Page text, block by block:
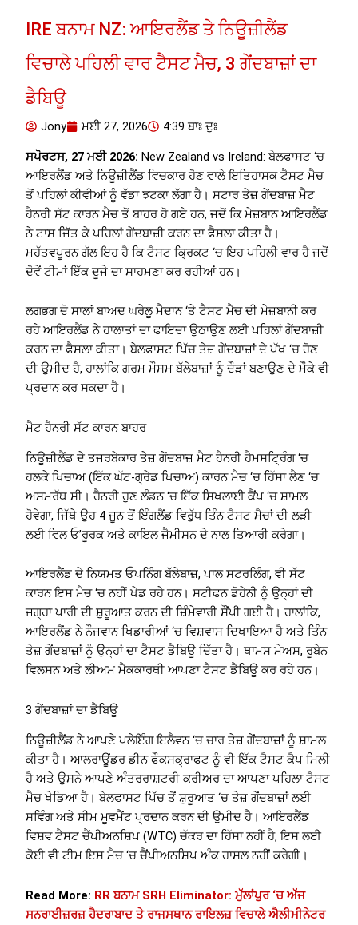
IRE ਬਨਾਮ NZ: ਆਇਰਲੈਂਡ ਤੇ ਨਿਊਜ਼ੀਲੈਂਡ
ਵਿਚਾਲੇ ਪਹਿਲੀ ਵਾਰ ਟੈਸਟ ਮੈਚ, 3 ਗੇਂਦਬਾਜ਼ਾਂ ਦਾ
ਡੈਬਿਊ
Jony ਮਈ 27, 2026 4:39 ਬਾਃ ਦੁਃ
ਸਪੋਰਟਸ, 27 ਮਈ 2026: New Zealand vs Ireland: ਬੇਲਫਾਸਟ ‘ਚ
ਆਇਰਲੈਂਡ ਅਤੇ ਨਿਊਜ਼ੀਲੈਂਡ ਵਿਚਕਾਰ ਹੋਣ ਵਾਲੇ ਇਤਿਹਾਸਕ ਟੈਸਟ ਮੈਚ
ਤੋਂ ਪਹਿਲਾਂ ਕੀਵੀਆਂ ਨੂੰ ਵੱਡਾ ਝਟਕਾ ਲੱਗਾ ਹੈ। ਸਟਾਰ ਤੇਜ਼ ਗੇਂਦਬਾਜ਼ ਮੈਟ
ਹੈਨਰੀ ਸੱਟ ਕਾਰਨ ਮੈਚ ਤੋਂ ਬਾਹਰ ਹੋ ਗਏ ਹਨ, ਜਦੋਂ ਕਿ ਮੇਜ਼ਬਾਨ ਆਇਰਲੈਂਡ
ਨੇ ਟਾਸ ਜਿੱਤ ਕੇ ਪਹਿਲਾਂ ਗੇਂਦਬਾਜ਼ੀ ਕਰਨ ਦਾ ਫੈਸਲਾ ਕੀਤਾ ਹੈ।
ਮਹੱਤਵਪੂਰਨ ਗੱਲ ਇਹ ਹੈ ਕਿ ਟੈਸਟ ਕ੍ਰਿਕਟ ‘ਚ ਇਹ ਪਹਿਲੀ ਵਾਰ ਹੈ ਜਦੋਂ
ਦੋਵੇਂ ਟੀਮਾਂ ਇੱਕ ਦੂਜੇ ਦਾ ਸਾਹਮਣਾ ਕਰ ਰਹੀਆਂ ਹਨ।
ਲਗਭਗ ਦੋ ਸਾਲਾਂ ਬਾਅਦ ਘਰੇਲੂ ਮੈਦਾਨ ‘ਤੇ ਟੈਸਟ ਮੈਚ ਦੀ ਮੇਜ਼ਬਾਨੀ ਕਰ
ਰਹੇ ਆਇਰਲੈਂਡ ਨੇ ਹਾਲਾਤਾਂ ਦਾ ਫਾਇਦਾ ਉਠਾਉਣ ਲਈ ਪਹਿਲਾਂ ਗੇਂਦਬਾਜ਼ੀ
ਕਰਨ ਦਾ ਫੈਸਲਾ ਕੀਤਾ। ਬੇਲਫਾਸਟ ਪਿੱਚ ਤੇਜ਼ ਗੇਂਦਬਾਜ਼ਾਂ ਦੇ ਪੱਖ ‘ਚ ਹੋਣ
ਦੀ ਉਮੀਦ ਹੈ, ਹਾਲਾਂਕਿ ਗਰਮ ਮੌਸਮ ਬੱਲੇਬਾਜ਼ਾਂ ਨੂੰ ਦੌੜਾਂ ਬਣਾਉਣ ਦੇ ਮੌਕੇ ਵੀ
ਪ੍ਰਦਾਨ ਕਰ ਸਕਦਾ ਹੈ।
ਮੈਟ ਹੈਨਰੀ ਸੱਟ ਕਾਰਨ ਬਾਹਰ
ਨਿਊਜ਼ੀਲੈਂਡ ਦੇ ਤਜਰਬੇਕਾਰ ਤੇਜ਼ ਗੇਂਦਬਾਜ਼ ਮੈਟ ਹੈਨਰੀ ਹੈਮਸਟ੍ਰਿੰਗ ‘ਚ
ਹਲਕੇ ਖਿਚਾਅ (ਇੱਕ ਘੱਟ-ਗ੍ਰੇਡ ਖਿਚਾਅ) ਕਾਰਨ ਮੈਚ ‘ਚ ਹਿੱਸਾ ਲੈਣ ‘ਚ
ਅਸਮਰੱਥ ਸੀ। ਹੈਨਰੀ ਹੁਣ ਲੰਡਨ ‘ਚ ਇੱਕ ਸਿਖਲਾਈ ਕੈਂਪ ‘ਚ ਸ਼ਾਮਲ
ਹੋਵੇਗਾ, ਜਿੱਥੇ ਉਹ 4 ਜੂਨ ਤੋਂ ਇੰਗਲੈਂਡ ਵਿਰੁੱਧ ਤਿੰਨ ਟੈਸਟ ਮੈਚਾਂ ਦੀ ਲੜੀ
ਲਈ ਵਿਲ ਓ’ਰੂਰਕ ਅਤੇ ਕਾਇਲ ਜੈਮੀਸਨ ਦੇ ਨਾਲ ਤਿਆਰੀ ਕਰੇਗਾ।
ਆਇਰਲੈਂਡ ਦੇ ਨਿਯਮਤ ਓਪਨਿੰਗ ਬੱਲੇਬਾਜ਼, ਪਾਲ ਸਟਰਲਿੰਗ, ਵੀ ਸੱਟ
ਕਾਰਨ ਇਸ ਮੈਚ ‘ਚ ਨਹੀਂ ਖੇਡ ਰਹੇ ਹਨ। ਸਟੀਫਨ ਡੋਹੇਨੀ ਨੂੰ ਉਨ੍ਹਾਂ ਦੀ
ਜਗ੍ਹਾ ਪਾਰੀ ਦੀ ਸ਼ੁਰੂਆਤ ਕਰਨ ਦੀ ਜ਼ਿੰਮੇਵਾਰੀ ਸੌਂਪੀ ਗਈ ਹੈ। ਹਾਲਾਂਕਿ,
ਆਇਰਲੈਂਡ ਨੇ ਨੌਜਵਾਨ ਖਿਡਾਰੀਆਂ ‘ਚ ਵਿਸ਼ਵਾਸ ਦਿਖਾਇਆ ਹੈ ਅਤੇ ਤਿੰਨ
ਤੇਜ਼ ਗੇਂਦਬਾਜ਼ਾਂ ਨੂੰ ਉਨ੍ਹਾਂ ਦਾ ਟੈਸਟ ਡੈਬਿਊ ਦਿੱਤਾ ਹੈ। ਥਾਮਸ ਮੇਅਸ, ਰੂਬੇਨ
ਵਿਲਸਨ ਅਤੇ ਲੀਅਮ ਮੈਕਕਾਰਥੀ ਆਪਣਾ ਟੈਸਟ ਡੈਬਿਊ ਕਰ ਰਹੇ ਹਨ।
3 ਗੇਂਦਬਾਜ਼ਾਂ ਦਾ ਡੈਬਿਊ
ਨਿਊਜ਼ੀਲੈਂਡ ਨੇ ਆਪਣੇ ਪਲੇਇੰਗ ਇਲੈਵਨ ‘ਚ ਚਾਰ ਤੇਜ਼ ਗੇਂਦਬਾਜ਼ਾਂ ਨੂੰ ਸ਼ਾਮਲ
ਕੀਤਾ ਹੈ। ਆਲਰਾਊਂਡਰ ਡੀਨ ਫੌਕਸਕ੍ਰਾਫਟ ਨੂੰ ਵੀ ਇੱਕ ਟੈਸਟ ਕੈਪ ਮਿਲੀ
ਹੈ ਅਤੇ ਉਸਨੇ ਆਪਣੇ ਅੰਤਰਰਾਸ਼ਟਰੀ ਕਰੀਅਰ ਦਾ ਆਪਣਾ ਪਹਿਲਾ ਟੈਸਟ
ਮੈਚ ਖੇਡਿਆ ਹੈ। ਬੇਲਫਾਸਟ ਪਿੱਚ ਤੋਂ ਸ਼ੁਰੂਆਤ ‘ਚ ਤੇਜ਼ ਗੇਂਦਬਾਜ਼ਾਂ ਲਈ
ਸਵਿੰਗ ਅਤੇ ਸੀਮ ਮੂਵਮੈਂਟ ਪ੍ਰਦਾਨ ਕਰਨ ਦੀ ਉਮੀਦ ਹੈ। ਆਇਰਲੈਂਡ
ਵਿਸ਼ਵ ਟੈਸਟ ਚੈਂਪੀਅਨਸ਼ਿਪ (WTC) ਚੱਕਰ ਦਾ ਹਿੱਸਾ ਨਹੀਂ ਹੈ, ਇਸ ਲਈ
ਕੋਈ ਵੀ ਟੀਮ ਇਸ ਮੈਚ ‘ਚ ਚੈਂਪੀਅਨਸ਼ਿਪ ਅੰਕ ਹਾਸਲ ਨਹੀਂ ਕਰੇਗੀ।
Read More: RR ਬਨਾਮ SRH Eliminator: ਮੁੱਲਾਂਪੁਰ ‘ਚ ਅੱਜ
ਸਨਰਾਈਜ਼ਰਜ਼ ਹੈਦਰਾਬਾਦ ਤੇ ਰਾਜਸਥਾਨ ਰਾਇਲਜ਼ ਵਿਚਾਲੇ ਐਲੀਮੀਨੇਟਰ